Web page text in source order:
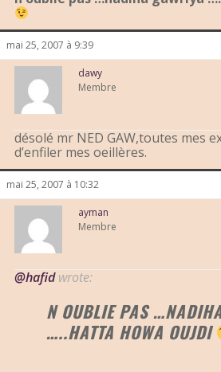
mai 25, 2007 à 9:39
dawy
Membre
désolé mr NED GAW,toutes mes
d’enfiler mes oeillères.
mai 25, 2007 à 10:32
ayman
Membre
@hafidwrote:
N OUBLIE PAS
…..HATTA HOWA OUJDI